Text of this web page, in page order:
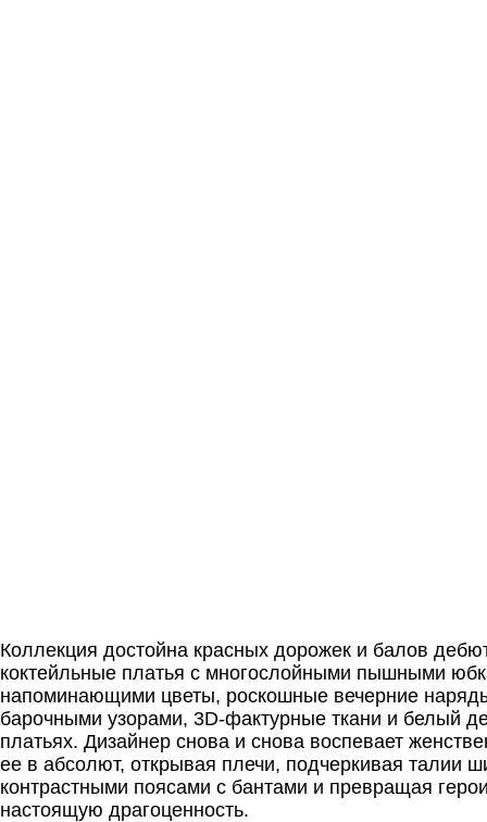
Коллекция достойна красных дорожек и балов
коктейльные платья с многослойными пышными
напоминающими цветы, роскошные вечерние
барочными узорами, 3D-фактурные ткани и белый
платьях. Дизайнер снова и снова воспевает
ее в абсолют, открывая плечи, подчеркивая талии
контрастными поясами с бантами и превращая
настоящую драгоценность.